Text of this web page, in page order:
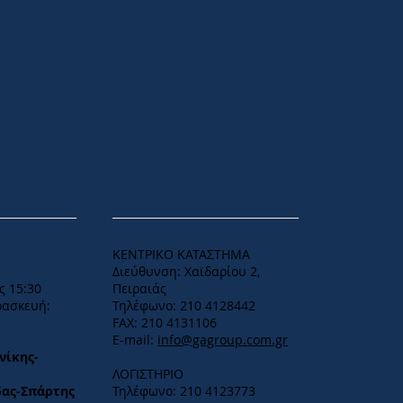
Κανονική τιμή
143,00 €
Τιμή Έκπτωσης
100,10 € Κανονική
125,00 €
Τιμή
Κανονική τιμή
412,00 €
Τιμή Έκπτωσης
288,40 € Κανονική
88,00 €
Τιμή
ΚΕΝΤΡΙΚΟ ΚΑΤΑΣΤΗΜΑ
Διεύθυνση: Χαϊδαρίου 2,
Πειραιάς
Τηλέφωνο: 210 4128442
FAX: 210 4131106
E-mail: info@gagroup.com.gr
ΛΟΓΙΣΤΗΡΙΟ
Τηλέφωνο: 210 4123773
15:30
Σπάρτης